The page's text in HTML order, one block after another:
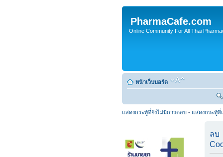
PharmaCafe.com
Online Community For All Thai
หน้าเว็บบอร์ด
แสดงกระทู้ที่ยังไม่มีการตอบ • แสดงกระทู้ที่
ลบ